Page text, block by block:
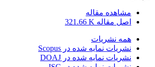
مشاهده مقاله
اصل مقاله 321.66 K
همه نشریات
نشریات نمایه شده در Scopus
نشریات نمایه شده در DOAJ